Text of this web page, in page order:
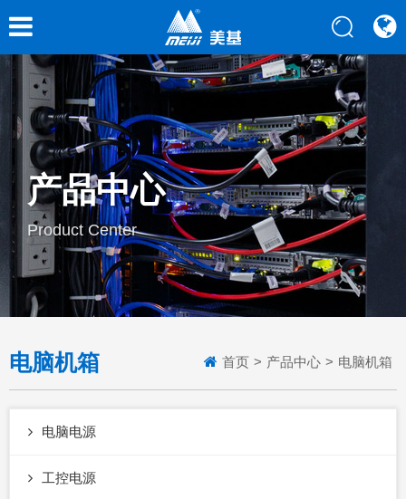
产品中心
Product Center
电脑机箱 首页 > 产品中心 > 电脑机箱
电脑电源
工控电源